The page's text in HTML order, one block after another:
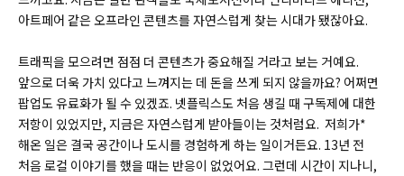
아트페어 같은 오프라인 콘텐츠를 자연스럽게 찾는 시대가 됐잖아요.
트래픽을 모으려면 점점 더 콘텐츠가 중요해질 거라고 보는 거예요.
앞으로 더욱 가치 있다고 느껴지는 데 돈을 쓰게 되지 않을까요? 어쩌면
팝업도 유료화가 될 수 있겠죠. 넷플릭스도 처음 생길 때 구독제에 대한
저항이 있었지만, 지금은 자연스럽게 받아들이는 것처럼요. 저희가*
해온 일은 결국 공간이나 도시를 경험하게 하는 일이거든요. 13년 전
처음 로컬 이야기를 했을 때는 반응이 없었어요. 그런데 시간이 지나니,